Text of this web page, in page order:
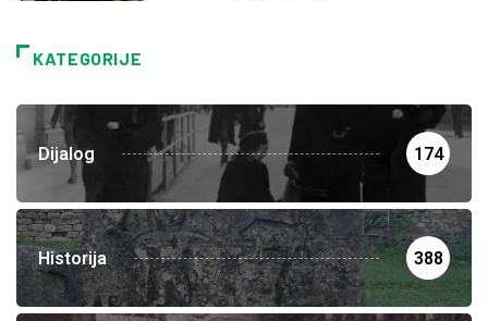
KATEGORIJE
Dijalog 174
Historija 388